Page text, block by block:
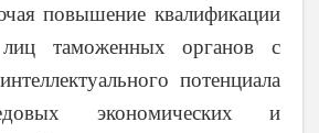
повышение квалификации
таможенных органов с
потенциала
экономических и